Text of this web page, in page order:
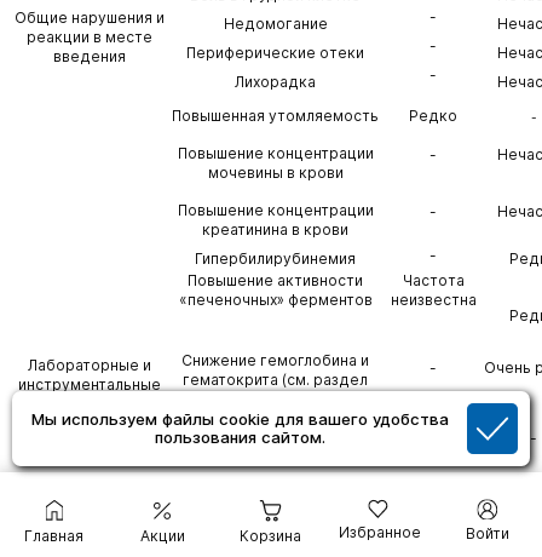
Мы используем файлы cookie для вашего удобства
пользования сайтом.
Главная Акции Корзина Избранное Войти
Общие нарушения и
реакции в месте
введения
Недомогание
-
Периферические отеки
-
Лихорадка
-
Повышенная утомляемость
Редко -
Лабораторные и
инструментальные
Повышение концентрации
мочевины в крови
-
Повышение концентрации
креатинина в крови
-
Гипербилирубинемия -
Повышение активности
«печеночных» ферментов
Частота
неизвестна
Снижение гемоглобина и
гематокрита (см. раздел
- Очень
Повышение концентрации
неизвестна
-
мочевой кислоты в крови
Удлинение интервала РТ на